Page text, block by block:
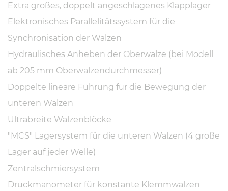
Extra großes, doppelt angeschlagenes Klapplager
Elektronisches Parallelitätssystem für die
Synchronisation der Walzen
Hydraulisches Anheben der Oberwalze (bei Modell
ab 205 mm Oberwalzendurchmesser)
Doppelte lineare Führung für die Bewegung der
unteren Walzen
Ultrabreite Walzenblöcke
"MCS" Lagersystem für die unteren Walzen (4 große
Lager auf jeder Welle)
Zentralschmiersystem
Druckmanometer für konstante Klemmwalzen